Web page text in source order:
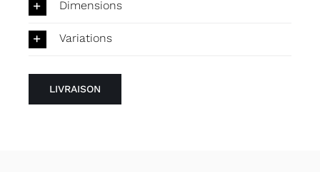
Dimensions
Variations
LIVRAISON